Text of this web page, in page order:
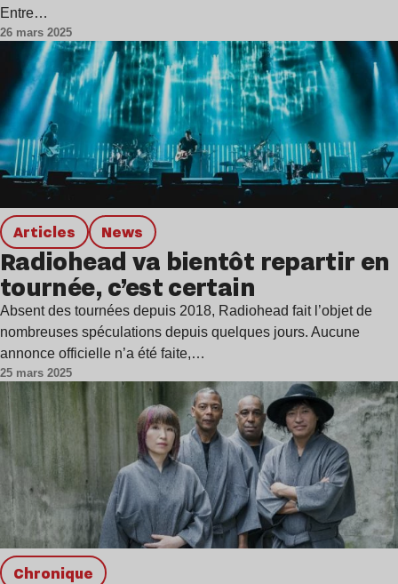
Entre…
26 mars 2025
Articles news
Radiohead va bientôt repartir en
tournée, c’est certain
Absent des tournées depuis 2018, Radiohead fait l’objet de
nombreuses spéculations depuis quelques jours. Aucune
annonce officielle n’a été faite,…
25 mars 2025
chronique